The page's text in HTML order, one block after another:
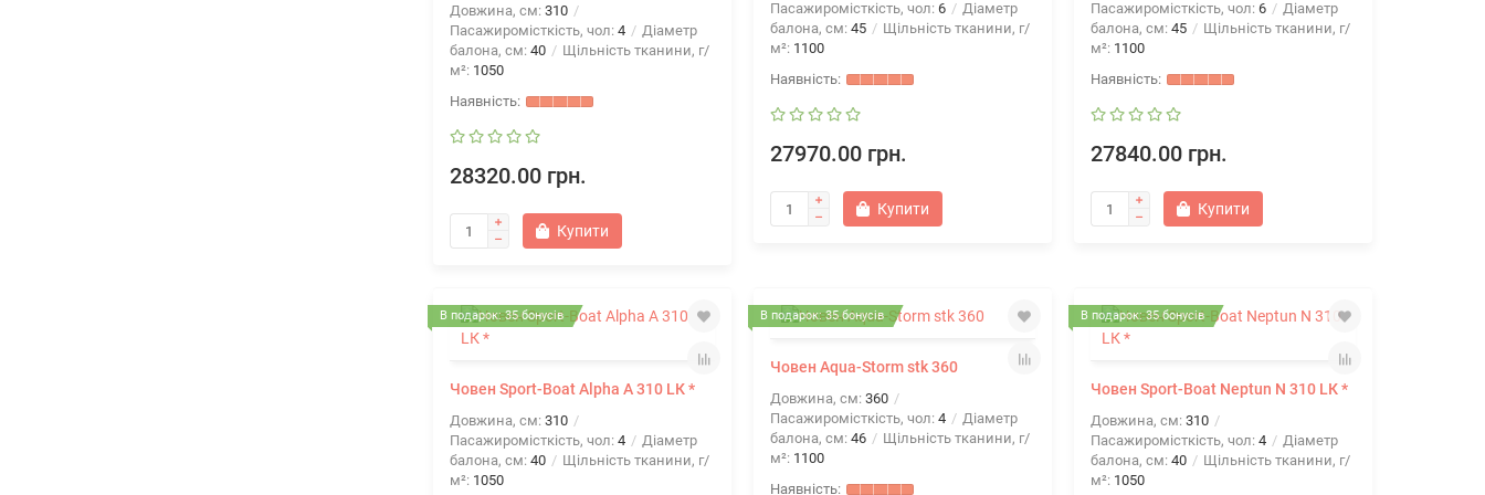
Довжина, см: 310
Пасажиромісткість, чол: 4
Діаметр
балона, см: 40
Щільність тканини, г/
м²: 1050
28320.00 грн.
Купити
Пасажиромісткість, чол: 6
Діаметр
балона, см: 45
Щільність тканини, г/
м²: 1100
27970.00 грн.
Купити
Пасажиромісткість, чол: 6
Діаметр
балона, см: 45
Щільність тканини, г/
м²: 1100
27840.00 грн.
Купити
В подарок: 35 бонусів
Човен Sport-Boat Alpha А 310 LК *
Довжина, см: 310
Пасажиромісткість, чол: 4
Діаметр
балона, см: 40
Щільність тканини, г/
м²: 1050
В подарок: 35 бонусів
Човен Aqua-Storm stk 360
Довжина, см: 360
Пасажиромісткість, чол: 4
Діаметр
балона, см: 46
Щільність тканини, г/
м²: 1100
В подарок: 35 бонусів
Човен Sport-Boat Neptun N 310 LК *
Довжина, см: 310
Пасажиромісткість, чол: 4
Діаметр
балона, см: 40
Щільність тканини, г/
м²: 1050